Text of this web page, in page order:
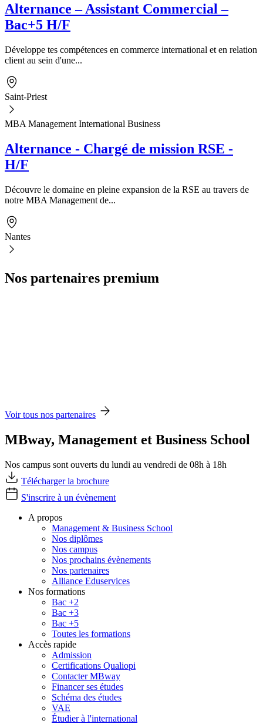
Alternance – Assistant Commercial –
Bac+5 H/F
Développe tes compétences en commerce international et en relation
client au sein d'une...
Saint-Priest
MBA Management International Business
Alternance - Chargé de mission RSE -
H/F
Découvre le domaine en pleine expansion de la RSE au travers de
notre MBA Management de...
Nantes
Nos partenaires premium
Voir tous nos partenaires
MBway, Management et Business School
Nos campus sont ouverts du lundi au vendredi de 08h à 18h
Télécharger la brochure
S'inscrire à un évènement
A propos
Management & Business School
Nos diplômes
Nos campus
Nos prochains évènements
Nos partenaires
Alliance Eduservices
Nos formations
Bac +2
Bac +3
Bac +5
Toutes les formations
Accès rapide
Admission
Certifications Qualiopi
Contacter MBway
Financer ses études
Schéma des études
VAE
Étudier à l'international